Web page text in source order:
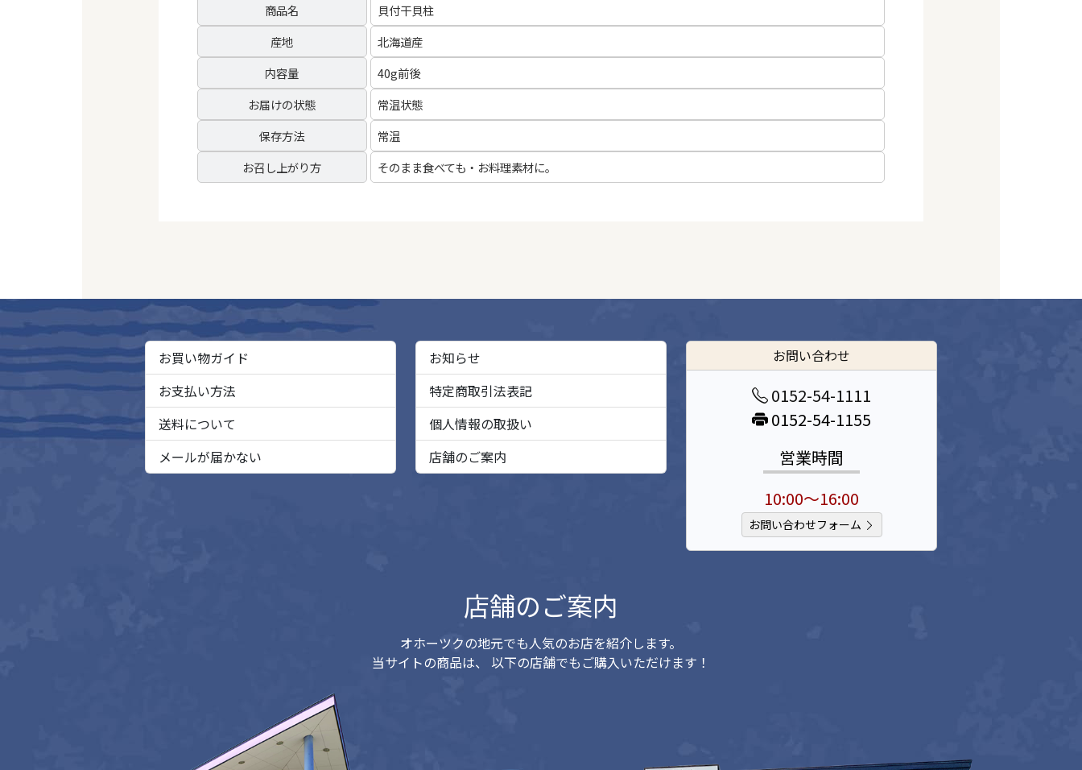
商品名
貝付干貝柱
産地
北海道産
内容量
40g前後
お届けの状態
常温状態
保存方法
常温
お召し上がり方
そのまま食べても・お料理素材に。
お買い物ガイド
お支払い方法
送料について
メールが届かない
お知らせ
特定商取引法表記
個人情報の取扱い
店舗のご案内
お問い合わせ
0152-54-1111
0152-54-1155
営業時間
10:00～16:00
お問い合わせフォーム
店舗のご案内
オホーツクの地元でも人気のお店を紹介します。
当サイトの商品は、
以下の店舗でもご購入いただけます！